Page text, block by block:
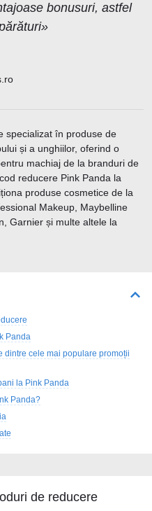
Panda
dintre cele mai populare promoții
la Pink Panda
Panda?
de reducere
bonusuri, astfel
specializat în produse de
și a unghiilor, oferind o
machiaj de la branduri de
reducere Pink Panda la
produse cosmetice de la
Makeup, Maybelline
Garnier și multe altele la